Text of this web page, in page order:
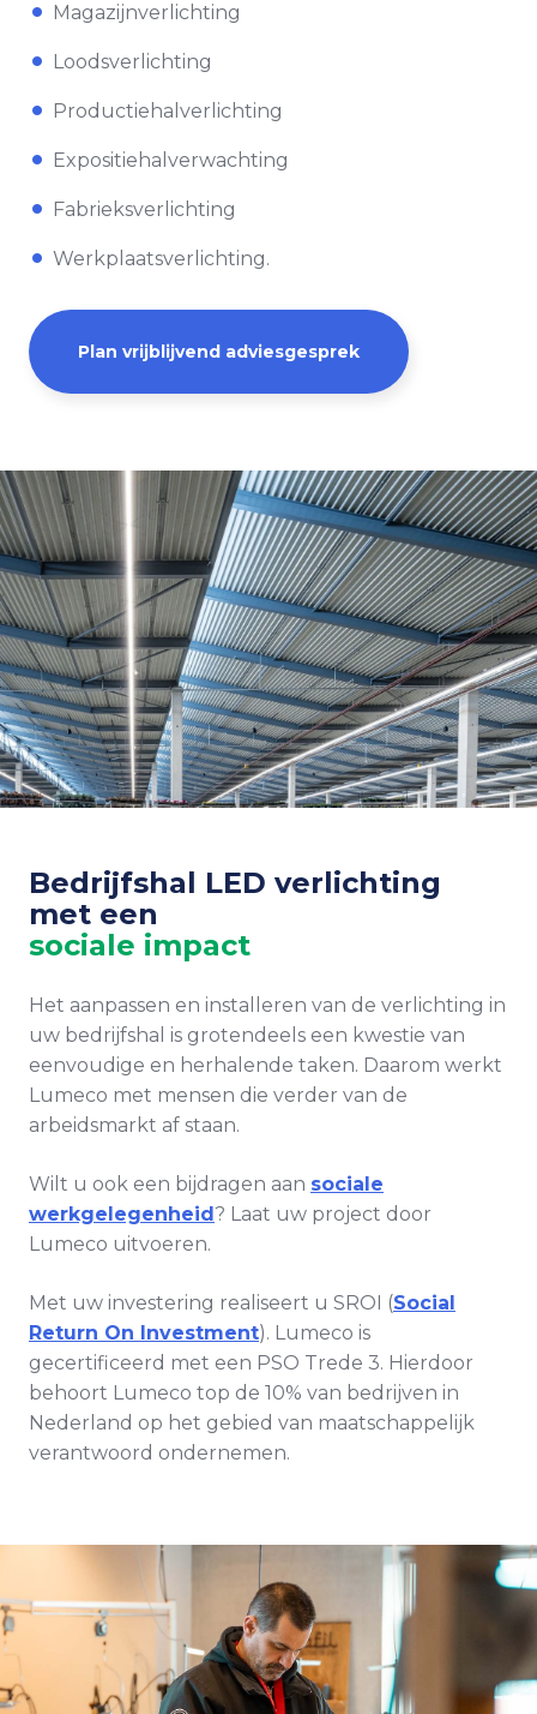
Magazijnverlichting
Loodsverlichting
Productiehalverlichting
Expositiehalverwachting
Fabrieksverlichting
Werkplaatsverlichting.
Plan vrijblijvend adviesgesprek
Bedrijfshal LED verlichting
met een
sociale impact
Het aanpassen en installeren van de verlichting in
uw bedrijfshal is grotendeels een kwestie van
eenvoudige en herhalende taken. Daarom werkt
Lumeco met mensen die verder van de
arbeidsmarkt af staan.
Wilt u ook een bijdragen aan sociale
werkgelegenheid? Laat uw project door
Lumeco uitvoeren.
Met uw investering realiseert u SROI (Social
Return On Investment). Lumeco is
gecertificeerd met een PSO Trede 3. Hierdoor
behoort Lumeco top de 10% van bedrijven in
Nederland op het gebied van maatschappelijk
verantwoord ondernemen.